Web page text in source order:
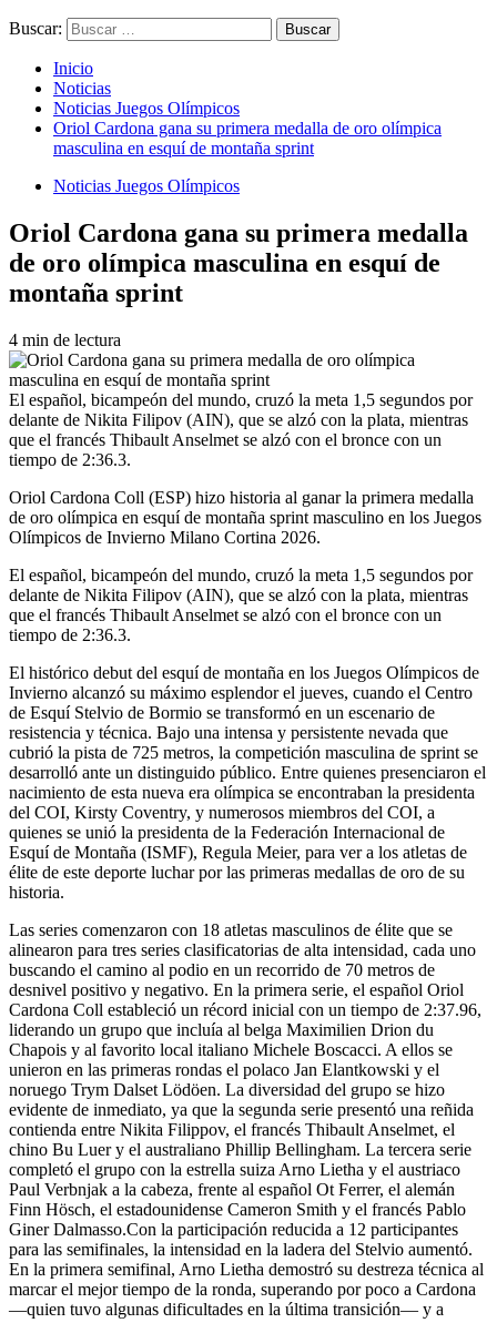
Buscar:
Inicio
Noticias
Noticias Juegos Olímpicos
Oriol Cardona gana su primera medalla de oro olímpica
masculina en esquí de montaña sprint
Noticias Juegos Olímpicos
Oriol Cardona gana su primera medalla
de oro olímpica masculina en esquí de
montaña sprint
4 min de lectura
El español, bicampeón del mundo, cruzó la meta 1,5 segundos por
delante de Nikita Filipov (AIN), que se alzó con la plata, mientras
que el francés Thibault Anselmet se alzó con el bronce con un
tiempo de 2:36.3.
Oriol Cardona Coll (ESP) hizo historia al ganar la primera medalla
de oro olímpica en esquí de montaña sprint masculino en los Juegos
Olímpicos de Invierno Milano Cortina 2026.
El español, bicampeón del mundo, cruzó la meta 1,5 segundos por
delante de Nikita Filipov (AIN), que se alzó con la plata, mientras
que el francés Thibault Anselmet se alzó con el bronce con un
tiempo de 2:36.3.
El histórico debut del esquí de montaña en los Juegos Olímpicos de
Invierno alcanzó su máximo esplendor el jueves, cuando el Centro
de Esquí Stelvio de Bormio se transformó en un escenario de
resistencia y técnica. Bajo una intensa y persistente nevada que
cubrió la pista de 725 metros, la competición masculina de sprint se
desarrolló ante un distinguido público. Entre quienes presenciaron el
nacimiento de esta nueva era olímpica se encontraban la presidenta
del COI, Kirsty Coventry, y numerosos miembros del COI, a
quienes se unió la presidenta de la Federación Internacional de
Esquí de Montaña (ISMF), Regula Meier, para ver a los atletas de
élite de este deporte luchar por las primeras medallas de oro de su
historia.
Las series comenzaron con 18 atletas masculinos de élite que se
alinearon para tres series clasificatorias de alta intensidad, cada uno
buscando el camino al podio en un recorrido de 70 metros de
desnivel positivo y negativo. En la primera serie, el español Oriol
Cardona Coll estableció un récord inicial con un tiempo de 2:37.96,
liderando un grupo que incluía al belga Maximilien Drion du
Chapois y al favorito local italiano Michele Boscacci. A ellos se
unieron en las primeras rondas el polaco Jan Elantkowski y el
noruego Trym Dalset Lödöen. La diversidad del grupo se hizo
evidente de inmediato, ya que la segunda serie presentó una reñida
contienda entre Nikita Filippov, el francés Thibault Anselmet, el
chino Bu Luer y el australiano Phillip Bellingham. La tercera serie
completó el grupo con la estrella suiza Arno Lietha y el austriaco
Paul Verbnjak a la cabeza, frente al español Ot Ferrer, el alemán
Finn Hösch, el estadounidense Cameron Smith y el francés Pablo
Giner Dalmasso.Con la participación reducida a 12 participantes
para las semifinales, la intensidad en la ladera del Stelvio aumentó.
En la primera semifinal, Arno Lietha demostró su destreza técnica al
marcar el mejor tiempo de la ronda, superando por poco a Cardona
—quien tuvo algunas dificultades en la última transición— y a